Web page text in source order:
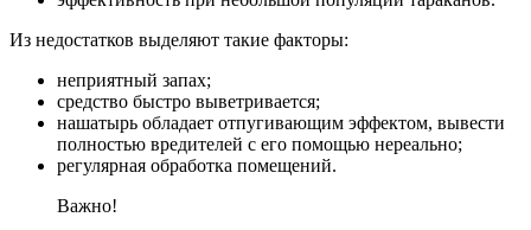
Из недостатков выделяют такие факторы:
неприятный запах;
средство быстро выветривается;
нашатырь обладает отпугивающим эффектом, вывести
полностью вредителей с его помощью нереально;
регулярная обработка помещений.
Важно!